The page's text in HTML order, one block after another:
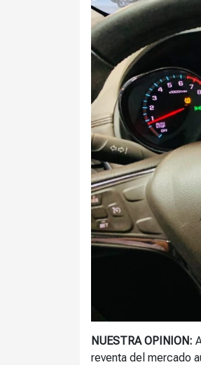
NUESTRA OPINION:
reventa del mercado